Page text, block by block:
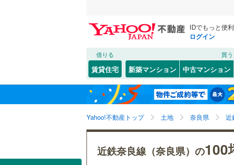
IDでもっと便
ログイン
借りる
賃貸住宅
買う
新築マンション 中古マンション
Yahoo!不動産トップ 土地 奈良県 近
近鉄奈良線（奈良県）の100
北海道 北海道
東北 青森
関東 東京
奈良市(15)
天理市(5)
五條市( 0)
山辺郡山添村
JR 関西本線（JR
和歌山線(7)
私鉄・その他 近鉄大阪線(11)
近鉄御所線 (2
(1) (0)
こだわり条件 配置、向き、建
前道6m以上（
平坦地（5）
販売、価格、契
更地渡し（1